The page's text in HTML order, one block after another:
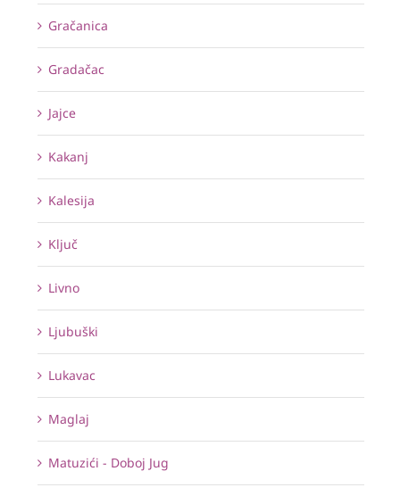
Gračanica
Gradačac
Jajce
Kakanj
Kalesija
Ključ
Livno
Ljubuški
Lukavac
Maglaj
Matuzići - Doboj Jug